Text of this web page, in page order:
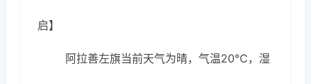
启】
阿拉善左旗当前天气为晴，气温20℃，湿